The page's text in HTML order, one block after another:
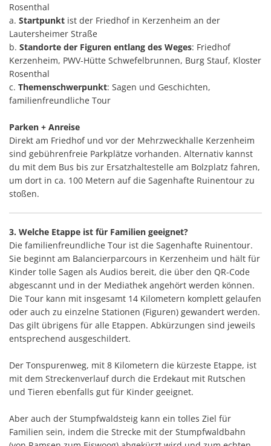
Rosenthal
a. Startpunkt ist der Friedhof in Kerzenheim an der
Lautersheimer Straße
b. Standorte der Figuren entlang des Weges: Friedhof
Kerzenheim, PWV-Hütte Schwefelbrunnen, Burg Stauf, Kloster
Rosenthal
c. Themenschwerpunkt: Sagen und Geschichten,
familienfreundliche Tour
Parken + Anreise
Direkt am Friedhof und vor der Mehrzweckhalle Kerzenheim
sind gebührenfreie Parkplätze vorhanden. Alternativ kannst
du mit dem Bus bis zur Ersatzhaltestelle am Bolzplatz fahren,
um dort in ca. 100 Metern auf die Sagenhafte Ruinentour zu
stoßen.
3. Welche Etappe ist für Familien geeignet?
Die familienfreundliche Tour ist die Sagenhafte Ruinentour.
Sie beginnt am Balancierparcours in Kerzenheim und hält für
Kinder tolle Sagen als Audios bereit, die über den QR-Code
abgescannt und in der Mediathek angehört werden können.
Die Tour kann mit insgesamt 14 Kilometern komplett gelaufen
oder auch zu einzelne Stationen (Figuren) gewandert werden.
Das gilt übrigens für alle Etappen. Abkürzungen sind jeweils
entsprechend ausgeschildert.
Der Tonspurenweg, mit 8 Kilometern die kürzeste Etappe, ist
mit dem Streckenverlauf durch die Erdekaut mit Rutschen
und Tieren ebenfalls gut für Kinder geeignet.
Aber auch der Stumpfwaldsteig kann ein tolles Ziel für
Familien sein, indem die Strecke mit der Stumpfwaldbahn